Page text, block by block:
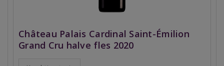
Château Palais Cardinal Saint-Émilion
Grand Cru halve fles 2020